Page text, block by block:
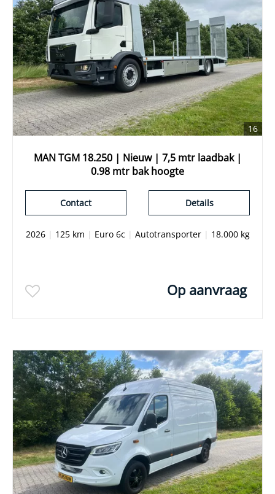
16
MAN TGM 18.250 | Nieuw | 7,5 mtr laadbak |
0.98 mtr bak hoogte
Details
Contact
2026| 125 km | Euro 6c| Autotransporter| 18.000 kg
Op aanvraag